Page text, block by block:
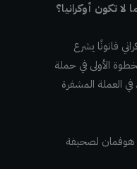
تكون أوكرانيا؟
قانونًا يشرع
الأولى في حملة
في العملة المشفرة
لصحيفة